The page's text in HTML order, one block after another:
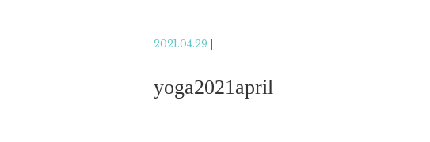
2021.04.29
yoga2021april